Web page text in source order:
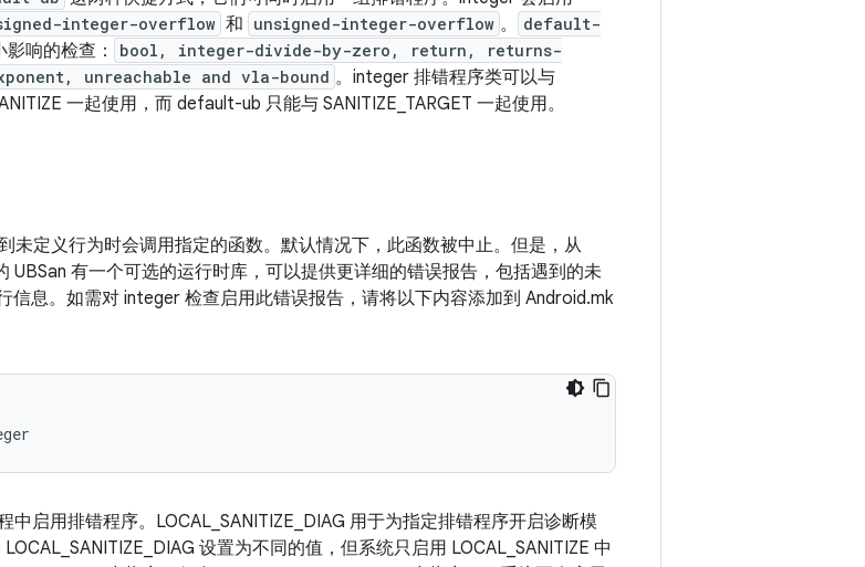
integer-overflow 和 unsigned-integer-overflow 。
default-
响的检查：
bool, integer-divide-by-zero, return, returns-
unreachable and vla-bound 。integer 排错程序类可以与
一起使用，而 default-ub 只能与 SANITIZE_TARGET 一起使用。
未定义行为时会调用指定的函数。默认情况下，此函数被中止。但是，从
UBSan 有一个可选的运行时库，可以提供更详细的错误报告，包括遇到的未
信息。如需对 integer 检查启用此错误报告，请将以下内容添加到 Android.mk
中启用排错程序。LOCAL_SANITIZE_DIAG 用于为指定排错程序开启诊断模
设置为不同的值，但系统只启用 LOCAL_SANITIZE 中